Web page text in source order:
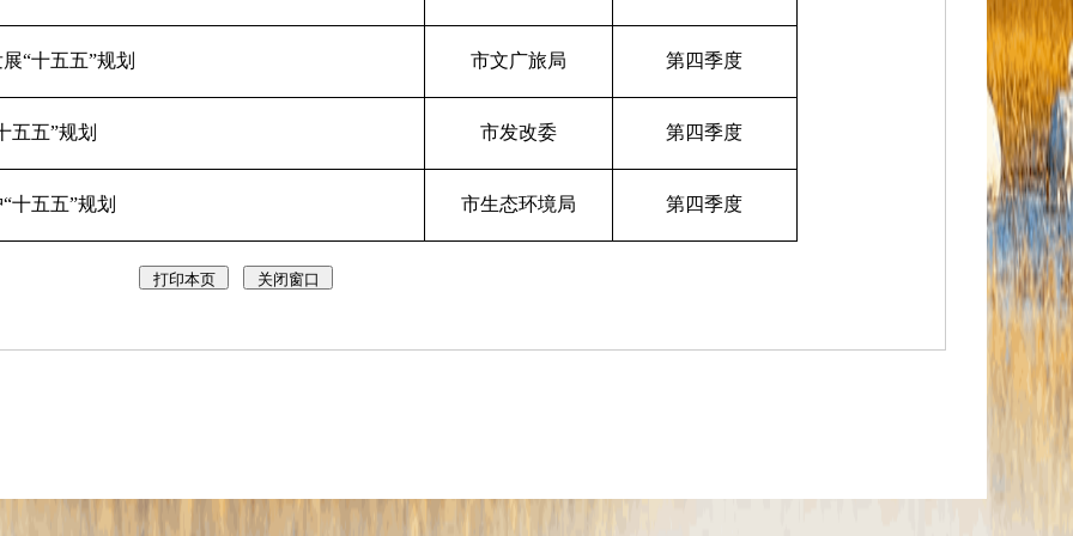
展“十五五”规划 市文广旅局 第四季度
五五”规划 市发改委 第四季度
“十五五”规划 市生态环境局 第四季度